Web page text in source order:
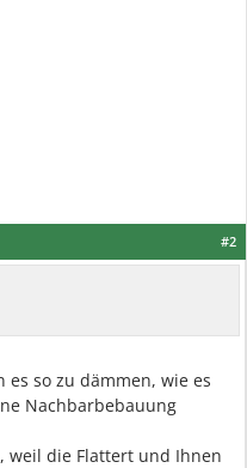
#2
so zu dämmen, wie es
Nachbarbebauung
weil die Flattert und Ihnen